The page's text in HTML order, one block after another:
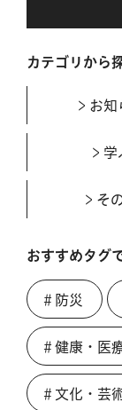
カテゴリから
お知
学
そ
おすすめタグ
＃防災
＃健康・医
＃文化・芸